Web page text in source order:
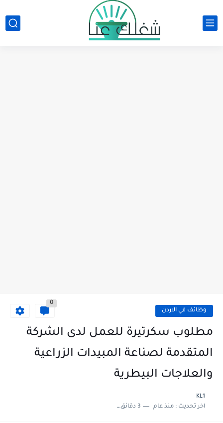
وظائف في الاردن
0
مطلوب سكرتيرة للعمل لدى الشركة
المتقدمة لصناعة المبيدات الزراعية
والعلاجات البيطرية
KL1
اخر تحديث :منذ عام 3 دقائق للقراءة